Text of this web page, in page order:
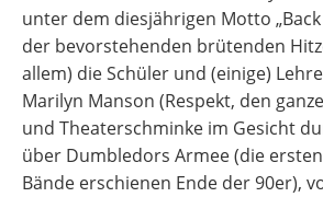
unter dem diesjährigen Motto „Back
der bevorstehenden brütenden
allem) die Schüler und (einige)
Marilyn Manson (Respekt, den
und Theaterschminke im Gesicht
über Dumbledors Armee (die
Bände erschienen Ende der 90er),